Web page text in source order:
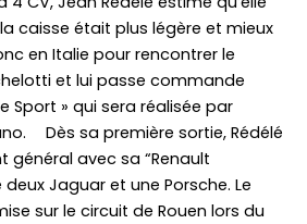
caisse était plus légère et mieux
en Italie pour rencontrer le
et lui passe commande
Sport » qui sera réalisée par
Dès sa première sortie, Rédélé
général avec sa “Renault
deux Jaguar et une Porsche. Le
sur le circuit de Rouen lors du